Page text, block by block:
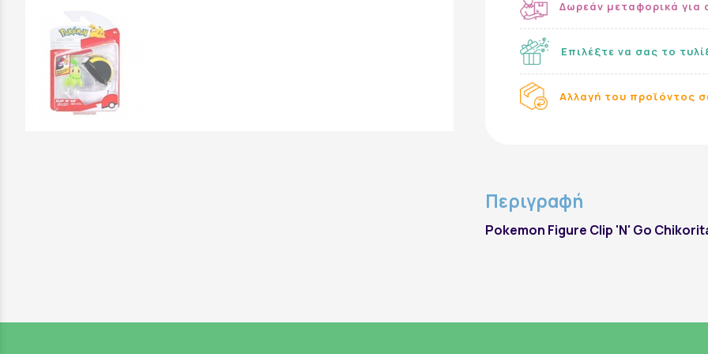
Δωρεάν μεταφορικά
Επιλέξτε να σας το
Αλλαγή του προϊόντος
Περιγραφή
Pokemon Figure Clip 'N' Go
Επικοινωνήστε μαζί μας:
Εγγραφή στο Newsletter
εγγραφή